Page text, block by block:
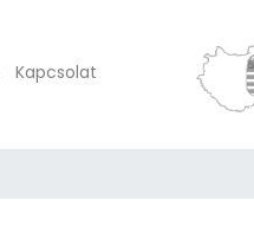
Kapcsolat